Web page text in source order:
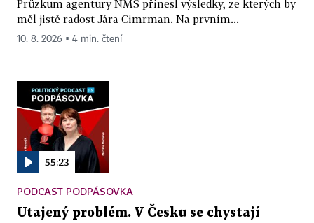
Průzkum agentury NMS přinesl výsledky, ze kterých by
měl jistě radost Jára Cimrman. Na prvním...
10. 8. 2026 ▪ 4 min. čtení
55:23
PODCAST PODPÁSOVKA
Utajený problém. V Česku se chystají